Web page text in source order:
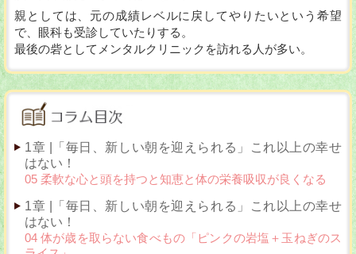
親としては、元の成績レベルに戻してやりたいという希望
で、眼科も受診していたりする。
最後の砦としてメンタルクリニックを訪れる人が多い。
1章 |「毎日、新しい朝を迎えられる」これ以上の幸せ
はない！
05 柔軟な心と頭を持つと知恵と体の栄養吸収が良くなる
1章 |「毎日、新しい朝を迎えられる」これ以上の幸せ
はない！
04 体が歳を取らない食べもの「ピンクの岩塩＋玉ねぎのス